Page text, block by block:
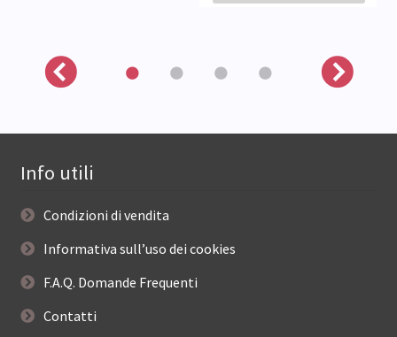
Info utili
Condizioni di vendita
Informativa sull’uso dei cookies
F.A.Q. Domande Frequenti
Contatti